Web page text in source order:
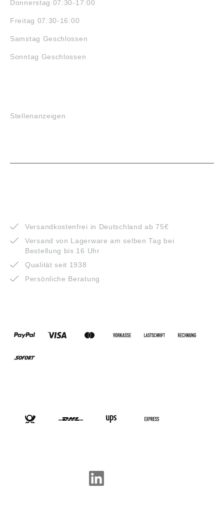
Donnerstag 07:30-17:00
Freitag 07:30-16:00
Samstag Geschlossen
Sonntag Geschlossen
Stellenanzeigen
Versandkostenfrei in Deutschland ab 75€
Versand von Lagerware am selben Tag bei
Bestellung bis 16 Uhr
Qualität seit 1938
Persönliche Beratung